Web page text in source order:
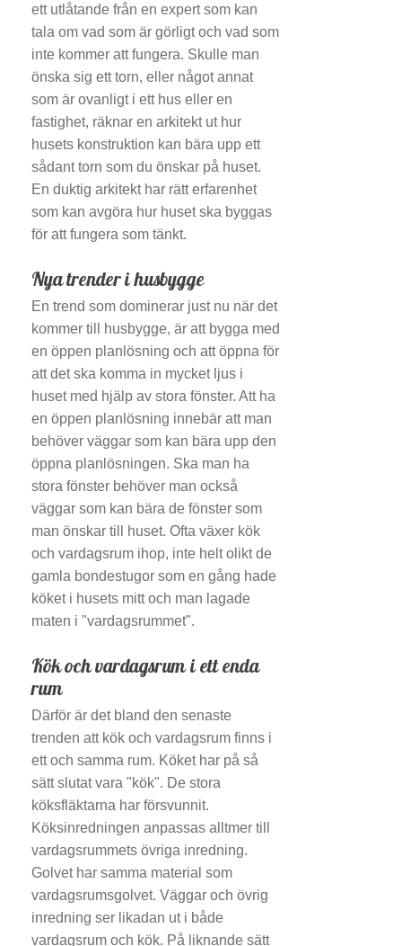
ett utlåtande från en expert som kan
tala om vad som är görligt och vad som
inte kommer att fungera. Skulle man
önska sig ett torn, eller något annat
som är ovanligt i ett hus eller en
fastighet, räknar en arkitekt ut hur
husets konstruktion kan bära upp ett
sådant torn som du önskar på huset.
En duktig arkitekt har rätt erfarenhet
som kan avgöra hur huset ska byggas
för att fungera som tänkt.
Nya trender i husbygge
En trend som dominerar just nu när det
kommer till husbygge, är att bygga med
en öppen planlösning och att öppna för
att det ska komma in mycket ljus i
huset med hjälp av stora fönster. Att ha
en öppen planlösning innebär att man
behöver väggar som kan bära upp den
öppna planlösningen. Ska man ha
stora fönster behöver man också
väggar som kan bära de fönster som
man önskar till huset. Ofta växer kök
och vardagsrum ihop, inte helt olikt de
gamla bondestugor som en gång hade
köket i husets mitt och man lagade
maten i "vardagsrummet".
Kök och vardagsrum i ett enda
rum
Därför är det bland den senaste
trenden att kök och vardagsrum finns i
ett och samma rum. Köket har på så
sätt slutat vara "kök". De stora
köksfläktarna har försvunnit.
Köksinredningen anpassas alltmer till
vardagsrummets övriga inredning.
Golvet har samma material som
vardagsrumsgolvet. Väggar och övrig
inredning ser likadan ut i både
vardagsrum och kök. På liknande sätt